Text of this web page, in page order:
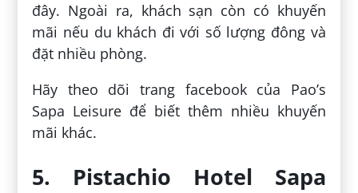
đây. Ngoài ra, khách sạn còn có khuyến
mãi nếu du khách đi với số lượng đông và
đặt nhiều phòng.
Hãy theo dõi trang facebook của Pao’s
Sapa Leisure để biết thêm nhiều khuyến
mãi khác.
5. Pistachio Hotel Sapa